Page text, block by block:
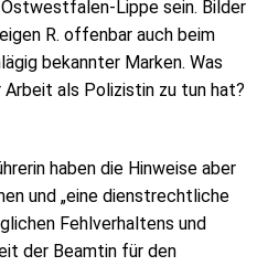
Lippe sein. Bilder
R. offenbar auch beim
bekannter Marken. Was
Arbeit als Polizistin zu tun hat?
haben die Hinweise aber
und „eine dienstrechtliche
Fehlverhaltens und
der Beamtin für den